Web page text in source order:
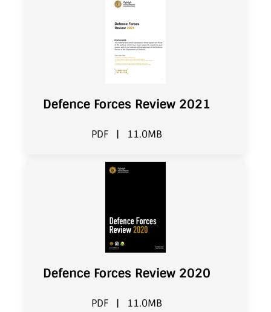
Defence Forces Review 2021
PDF | 11.0MB
Defence Forces Review 2020
PDF | 11.0MB